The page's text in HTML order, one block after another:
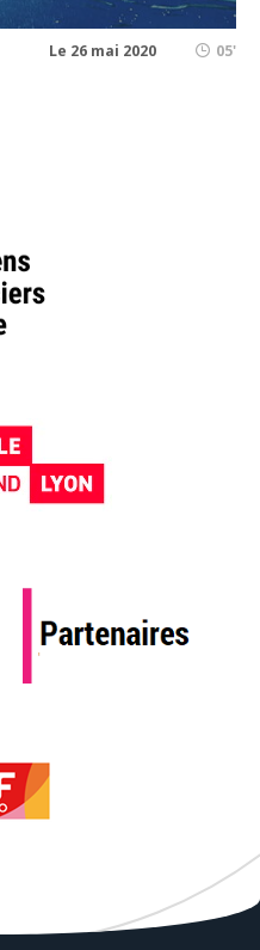
Le 26 mai 2020 05'